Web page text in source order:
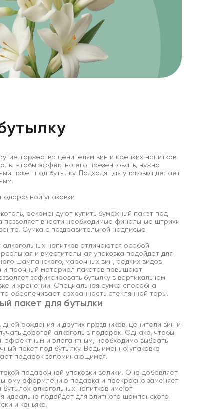
торжества ценителям вин и крепких напитков
Чтобы эффектно его презентовать, нужно
пакет под бутылку. Подходящая упаковка делает
упаковки
рекомендуют купить бумажный пакет под
позволяет внести необходимые финальные штрихи
Сумка с поздравительной надписью
напитков отличаются особой
и вместительная упаковка подойдет для
шампанского, марочных вин, редких видов
и прочный материал пакетов повышают
зафиксировать бутылку в вертикальном
и хранении. Специальная сумка способна
обеспечивает сохранность стеклянной тары.
пакет для бутылки
рождения и других праздников, ценители вин и
дорогой алкоголь в подарок. Однако, чтобы
эффектным и элегантным, необходимо выбрать
пакет под бутылку. Ведь именно упаковка
подарок запоминающимся.
подарочной упаковки велики. Она добавляет
оформлению подарка и прекрасно заменяет
бутылок алкогольных напитков имеют
идеально подойдет для элитного шампанского,
и коньяка.